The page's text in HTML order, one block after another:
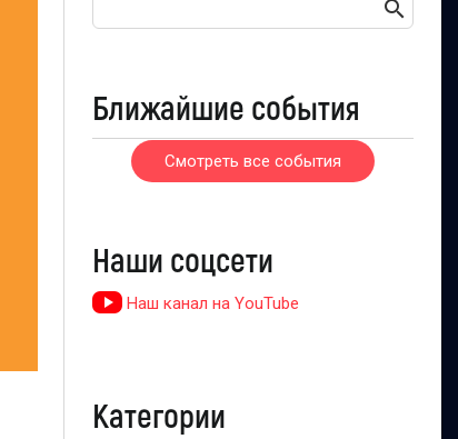
Ближайшие события
Смотреть все события
Наши соцсети
Наш канал на YouTube
Категории